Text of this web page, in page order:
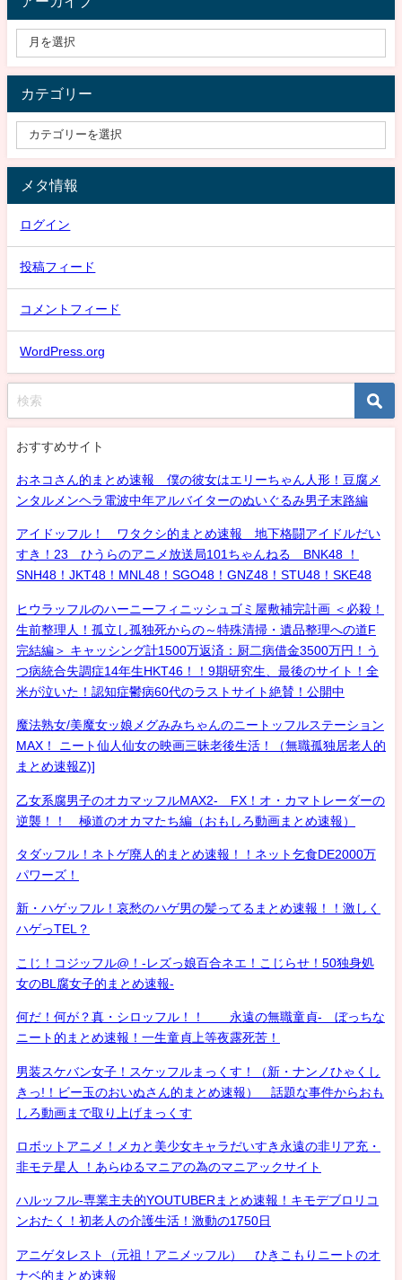
カテゴリー
メタ情報
ログイン
投稿フィード
コメントフィード
WordPress.org
おすすめサイト
おネコさん的まとめ速報 僕の彼女はエリーちゃん人形！豆腐メ
ンタルメンヘラ電波中年アルバイターのぬいぐるみ男子末路編
アイドッフル！ ワタクシ的まとめ速報 地下格闘アイドルだい
すき！23 ひうらのアニメ放送局101ちゃんねる BNK48 ！
SNH48！JKT48！MNL48！SGO48！GNZ48！STU48！SKE48
ヒウラッフルのハーニーフィニッシュゴミ屋敷補完計画 ＜必殺！
生前整理人！孤立し孤独死からの～特殊清掃・遺品整理への道F
完結編＞ キャッシング計1500万返済：厨二病借金3500万円！う
つ病統合失調症14年生HKT46！！9期研究生、最後のサイト！全
米が泣いた！認知症鬱病60代のラストサイト絶賛！公開中
魔法熟女/美魔女ッ娘メグみみちゃんのニートッフルステーション
MAX！ ニート仙人仙女の映画三昧老後生活！（無職孤独居老人的
まとめ速報Z)]
乙女系腐男子のオカマッフルMAX2- FX！オ・カマトレーダーの
逆襲！！ 極道のオカマたち編（おもしろ動画まとめ速報）
タダッフル！ネトゲ廃人的まとめ速報！！ネット乞食DE2000万
パワーズ！
新・ハゲッフル！哀愁のハゲ男の髪ってるまとめ速報！！激しく
ハゲっTEL？
こじ！コジッフル@！-レズっ娘百合ネエ！こじらせ！50独身処
女のBL腐女子的まとめ速報-
何だ！何が？真・シロッフル！！ 永遠の無職童貞- ぼっちな
ニート的まとめ速報！一生童貞上等夜露死苦！
男装スケバン女子！スケッフルまっくす！（新・ナンノひゃくし
きっ!！ビー玉のおいぬさん的まとめ速報） 話題な事件からおも
しろ動画まで取り上げまっくす
ロボットアニメ！メカと美少女キャラだいすき永遠の非リア充・
非モテ星人 ！あらゆるマニアの為のマニアックサイト
ハルッフル-専業主夫的YOUTUBERまとめ速報！キモデブロリコ
ンおたく！初老人の介護生活！激動の1750日
アニゲタレスト（元祖！アニメッフル） ひきこもりニートのオ
ナベ的まとめ速報